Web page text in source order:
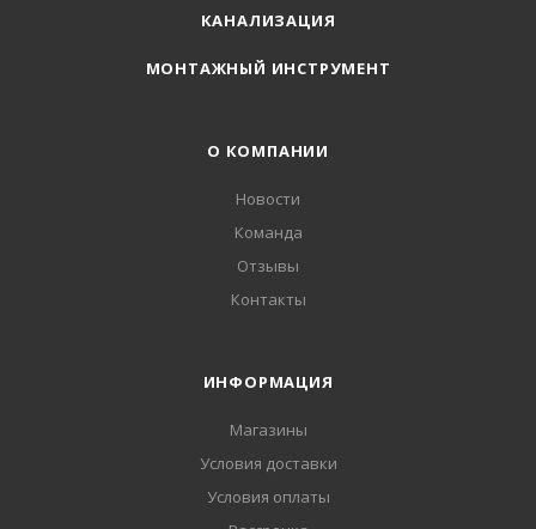
КАНАЛИЗАЦИЯ
МОНТАЖНЫЙ ИНСТРУМЕНТ
О КОМПАНИИ
Новости
Команда
Отзывы
Контакты
ИНФОРМАЦИЯ
Магазины
Условия доставки
Условия оплаты